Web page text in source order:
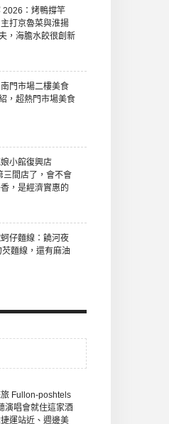
2026：烤鴨撐竿
打京魯菜與淮揚
，海膽水餃很創新
門市場二樓美食
，超熱門市場美食
小館復興店
間店了，會不會
，是經濟實惠的
仔麵線：饒河夜
麵線，還有麻油
旅 Fullon-poshtels
演唱會就住這家酒
運站近、週邊美